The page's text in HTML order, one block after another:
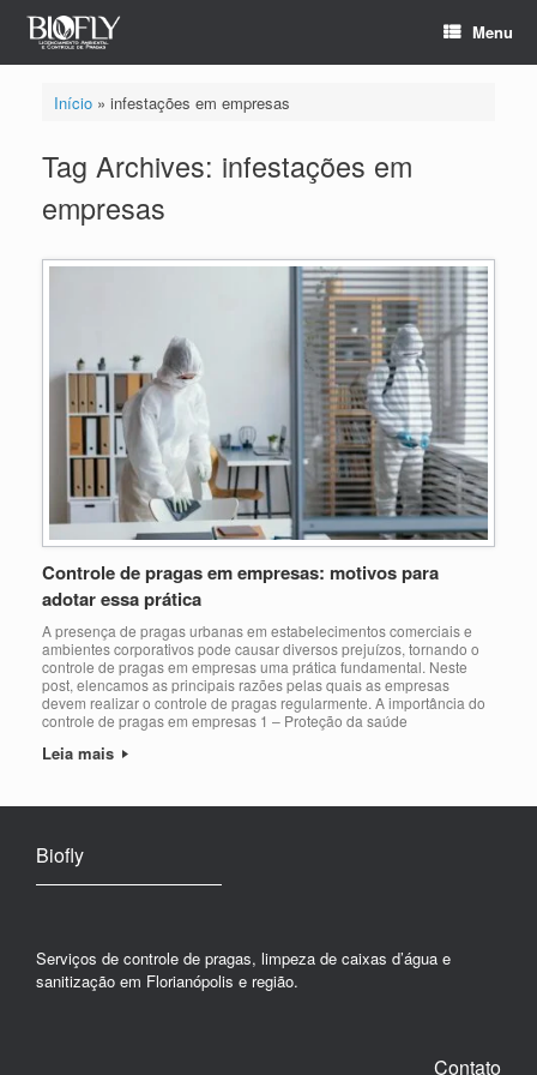
Menu
Início» infestações em empresas
Tag Archives: infestações em
empresas
Controle de pragas em empresas: motivos para
adotar essa prática
A presença de pragas urbanas em estabelecimentos comerciais e
ambientes corporativos pode causar diversos prejuízos, tornando o
controle de pragas em empresas uma prática fundamental. Neste
post, elencamos as principais razões pelas quais as empresas
devem realizar o controle de pragas regularmente. A importância do
controle de pragas em empresas 1 – Proteção da saúde
Leia mais
Biofly
Serviços de controle de pragas, limpeza de caixas d’água e
sanitização em Florianópolis e região.
Contato